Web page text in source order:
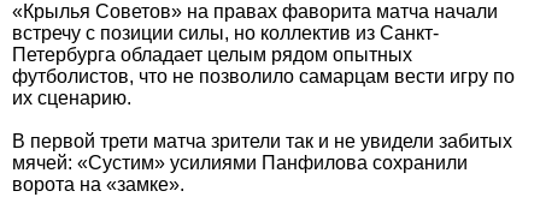
«Крылья Советов» на правах фаворита матча начали
встречу с позиции силы, но коллектив из Санкт-
Петербурга обладает целым рядом опытных
футболистов, что не позволило самарцам вести игру по
их сценарию.
В первой трети матча зрители так и не увидели забитых
мячей: «Сустим» усилиями Панфилова сохранили
ворота на «замке».